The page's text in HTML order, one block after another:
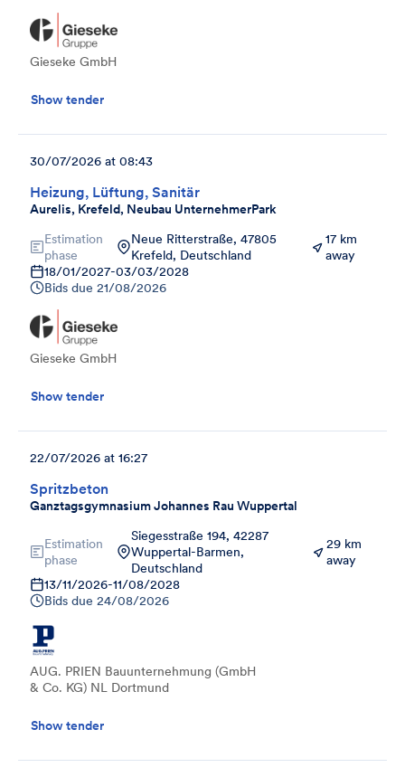
Gieseke GmbH
Show tender
Heizung, Lüftung, Sanitär
Aurelis, Krefeld, Neubau UnternehmerPark
30/07/2026 at 08:43
Estimation
phase
Neue Ritterstraße, 47805
Krefeld, Deutschland
17 km
away
18/01/2027-03/03/2028
Bids due 21/08/2026
Gieseke GmbH
Show tender
Spritzbeton
Ganztagsgymnasium Johannes Rau Wuppertal
22/07/2026 at 16:27
Estimation
phase
Siegesstraße 194, 42287
Wuppertal-Barmen,
Deutschland
29 km
away
13/11/2026-11/08/2028
Bids due 24/08/2026
AUG. PRIEN Bauunternehmung (GmbH
& Co. KG) NL Dortmund
Show tender